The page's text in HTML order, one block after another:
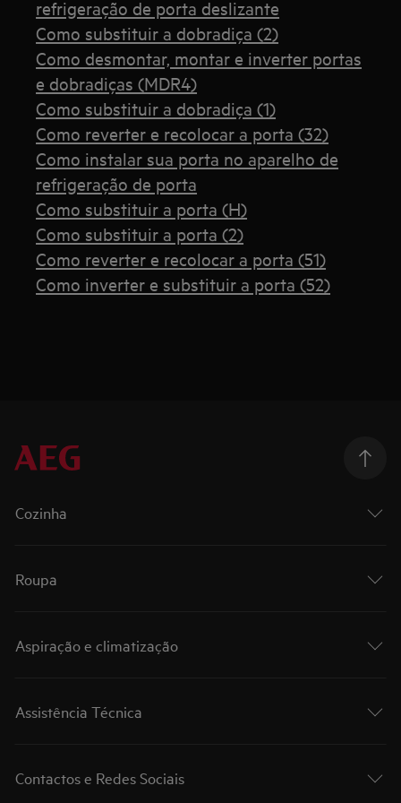
refrigeração de porta deslizante
Como substituir a dobradiça (2)
Como desmontar, montar e inverter portas
e dobradiças (MDR4)
Como substituir a dobradiça (1)
Como reverter e recolocar a porta (32)
Como instalar sua porta no aparelho de
refrigeração de porta
Como substituir a porta (H)
Como substituir a porta (2)
Como reverter e recolocar a porta (51)
Como inverter e substituir a porta (52)
Cozinha
Roupa
Aspiração e climatização
Assistência Técnica
Contactos e Redes Sociais